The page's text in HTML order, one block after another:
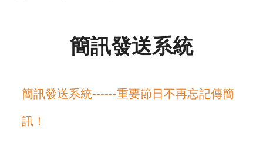
簡訊發送系統
簡訊發送系統------重要節日不再忘記傳簡
訊！